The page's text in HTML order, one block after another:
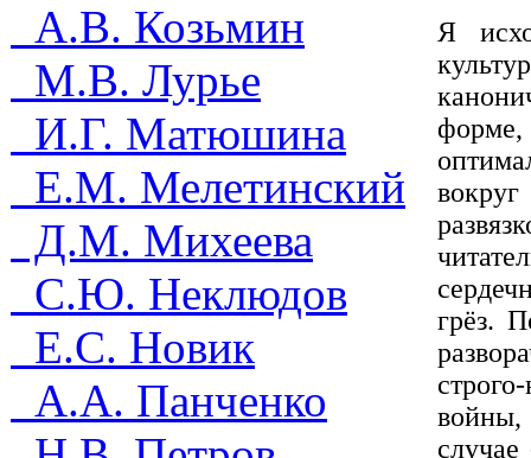
А.В. Козьмин
М.В. Лурье
И.Г. Матюшина
Е.М. Мелетинский
Д.М. Михеева
С.Ю. Неклюдов
Е.С. Новик
А.А. Панченко
Я
грёз.
войны,